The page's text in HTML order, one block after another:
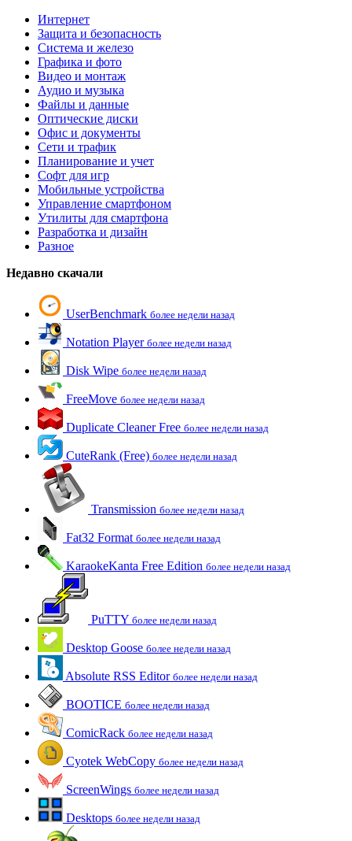
Интернет
Защита и безопасность
Система и железо
Графика и фото
Видео и монтаж
Аудио и музыка
Файлы и данные
Оптические диски
Офис и документы
Сети и трафик
Планирование и учет
Софт для игр
Мобильные устройства
Управление смартфоном
Утилиты для смартфона
Разработка и дизайн
Разное
Недавно скачали
UserBenchmark более недели назад
Notation Player более недели назад
Disk Wipe более недели назад
FreeMove более недели назад
Duplicate Cleaner Free более недели назад
CuteRank (Free) более недели назад
Transmission более недели назад
Fat32 Format более недели назад
KaraokeKanta Free Edition более недели назад
PuTTY более недели назад
Desktop Goose более недели назад
Absolute RSS Editor более недели назад
BOOTICE более недели назад
ComicRack более недели назад
Cyotek WebCopy более недели назад
ScreenWings более недели назад
Desktops более недели назад